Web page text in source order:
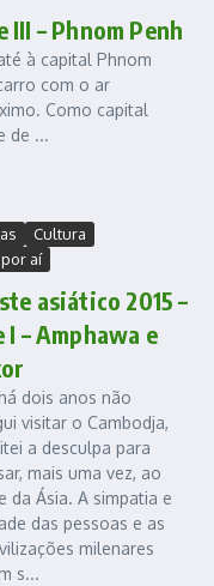
– Phnom Penh
à capital Phnom
com o ar
Como capital
de ...
Cultura
aí
asiático 2015 –
I – Amphawa e
dois anos não
visitar o Cambodja,
a desculpa para
mais uma vez, ao
da Ásia. A simpatia e
das pessoas e as
milenares
s...